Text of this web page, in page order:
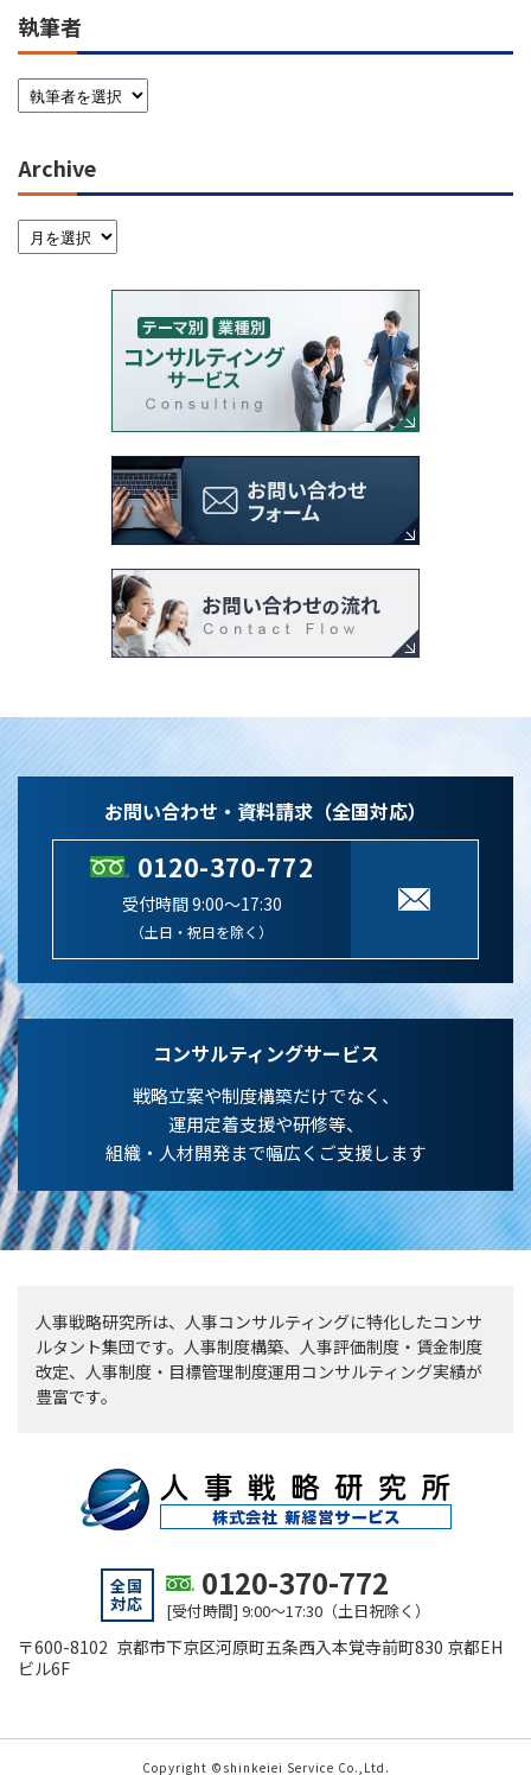
執筆者
Archive
お問い合わせ・資料請求（全国対応）
0120-370-772
受付時間 9:00～17:30
（土日・祝日を除く）
コンサルティングサービス
戦略立案や制度構築だけでなく、
運用定着支援や研修等、
組織・人材開発まで幅広くご支援します
人事戦略研究所は、人事コンサルティングに特化したコンサ
ルタント集団です。人事制度構築、人事評価制度・賃金制度
改定、人事制度・目標管理制度運用コンサルティング実績が
豊富です。
全国
対応
0120-370-772
[受付時間] 9:00～17:30（土日祝除く）
〒600-8102 京都市下京区河原町五条西入本覚寺前町830 京都EH
ビル6F
Copyright ©shinkeiei Service Co.,Ltd.